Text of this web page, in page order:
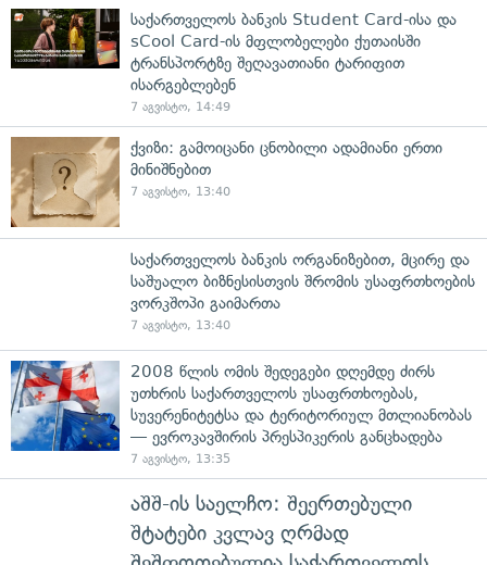
საქართველოს ბანკის Student Card-ისა და
sCool Card-ის მფლობელები ქუთაისში
ტრანსპორტზე შეღავათიანი ტარიფით
ისარგებლებენ
7 აგვისტო, 14:49
ქვიზი: გამოიცანი ცნობილი ადამიანი ერთი
მინიშნებით
7 აგვისტო, 13:40
საქართველოს ბანკის ორგანიზებით, მცირე და
საშუალო ბიზნესისთვის შრომის უსაფრთხოების
ვორკშოპი გაიმართა
7 აგვისტო, 13:40
2008 წლის ომის შედეგები დღემდე ძირს
უთხრის საქართველოს უსაფრთხოებას,
სუვერენიტეტსა და ტერიტორიულ მთლიანობას
— ევროკავშირის პრესპიკერის განცხადება
7 აგვისტო, 13:35
აშშ-ის საელჩო: შეერთებული
შტატები კვლავ ღრმად